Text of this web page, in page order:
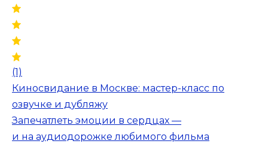
(1)
Киносвидание в Москве: мастер-класс по
озвучке и дубляжу
Запечатлеть эмоции в сердцах —
и на аудиодорожке любимого фильма